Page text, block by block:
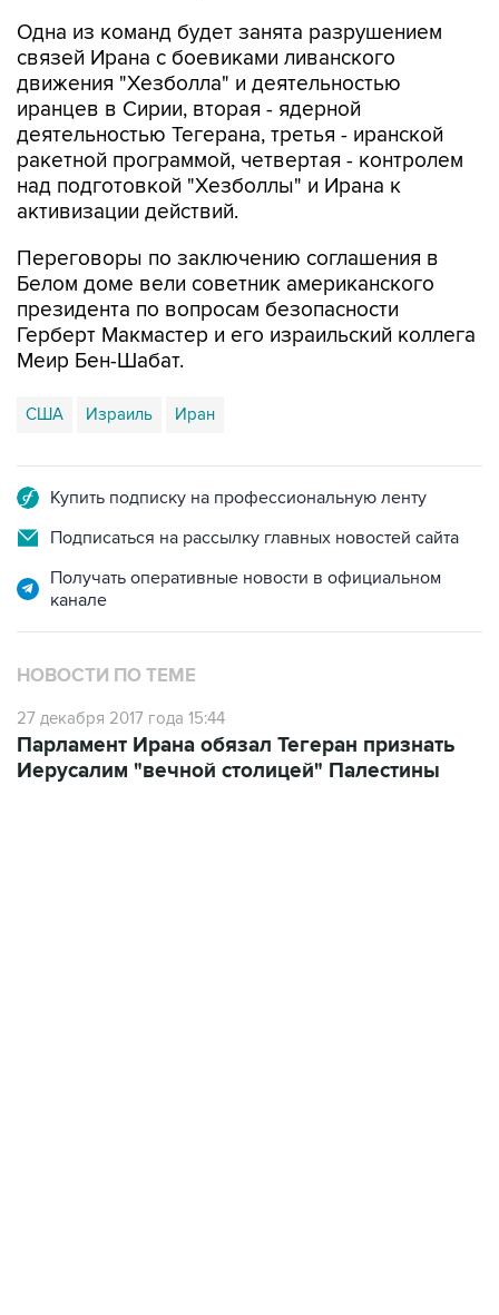
Одна из команд будет занята разрушением
связей Ирана с боевиками ливанского
движения "Хезболла" и деятельностью
иранцев в Сирии, вторая - ядерной
деятельностью Тегерана, третья - иранской
ракетной программой, четвертая - контролем
над подготовкой "Хезболлы" и Ирана к
активизации действий.
Переговоры по заключению соглашения в
Белом доме вели советник американского
президента по вопросам безопасности
Герберт Макмастер и его израильский коллега
Меир Бен-Шабат.
США Израиль Иран
Купить подписку на профессиональную ленту
Подписаться на рассылку главных новостей сайта
Получать оперативные новости в официальном
канале
НОВОСТИ ПО ТЕМЕ
27 декабря 2017 года 15:44
Парламент Ирана обязал Тегеран признать
Иерусалим "вечной столицей" Палестины